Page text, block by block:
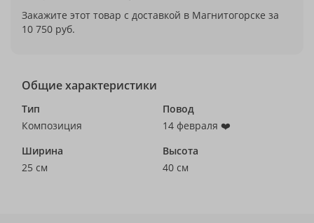
Закажите этот товар с доставкой в Магнитогорске за
10 750 руб.
Общие характеристики
Тип
Композиция
Повод
14 февраля ❤️
Ширина
25 см
Высота
40 см